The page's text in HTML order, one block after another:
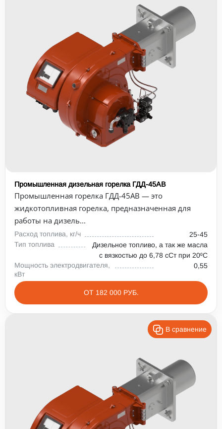
Промышленная дизельная горелка ГДД-45АВ
Промышленная горелка ГДД-45АВ — это
жидкотопливная горелка, предназначенная для
работы на дизель...
Расход топлива, кг/ч
25-45
Тип топлива
Дизельное топливо, а так же масла
с вязкостью до 6,78 сСт при 20⁰С
Мощность электродвигателя,
кВт
0,55
ОТ 182 000 РУБ.
В сравнение